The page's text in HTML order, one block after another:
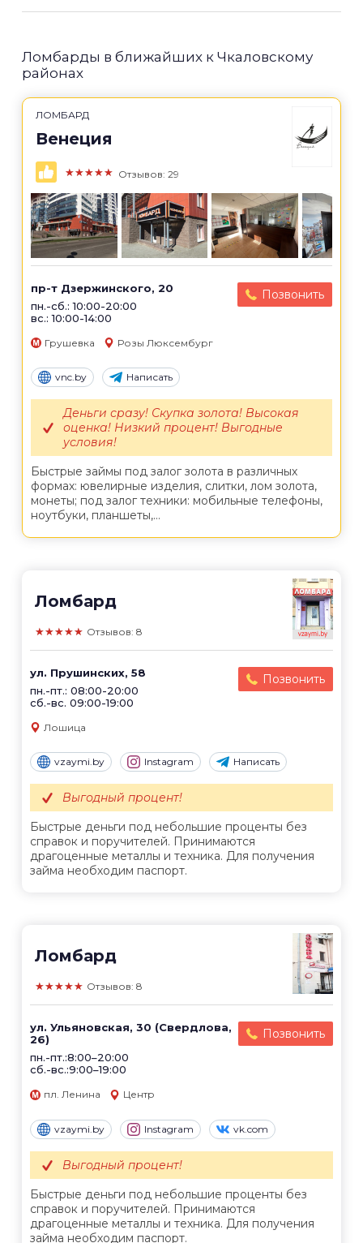
Ломбарды в ближайших к Чкаловскому
районах
ЛОМБАРД
Венеция
★★★★★ Отзывов: 29
пр-т Дзержинского, 20
пн.-сб.: 10:00-20:00
вс.: 10:00-14:00
Позвонить
Грушевка Розы Люксембург
vnc.by Написать
Быстрые займы под залог золота в различных
формах: ювелирные изделия, слитки, лом золота,
монеты; под залог техники: мобильные телефоны,
ноутбуки, планшеты,...
Деньги сразу! Скупка золота! Высокая
оценка! Низкий процент! Выгодные
условия!
Ломбард
★★★★★ Отзывов: 8
ул. Прушинских, 58
пн.-пт.: 08:00-20:00
сб.-вс. 09:00-19:00
Позвонить
Лошица
vzaymi.by Instagram Написать
Быстрые деньги под небольшие проценты без
справок и поручителей. Принимаются
драгоценные металлы и техника. Для получения
займа необходим паспорт.
Выгодный процент!
Ломбард
★★★★★ Отзывов: 8
ул. Ульяновская, 30 (Свердлова,
26)
пн.-пт.:8:00–20:00
сб.-вс.:9:00–19:00
Позвонить
пл. Ленина Центр
vzaymi.by Instagram vk.com
Быстрые деньги под небольшие проценты без
справок и поручителей. Принимаются
драгоценные металлы и техника. Для получения
займа необходим паспорт.
Выгодный процент!